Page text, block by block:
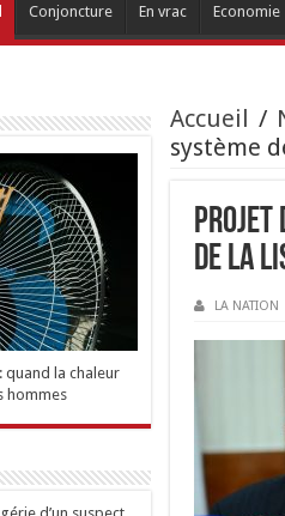
Conjoncture En vrac Economie
Accueil /
système
Projet
de la
LA NATION
quand la chaleur
hommes